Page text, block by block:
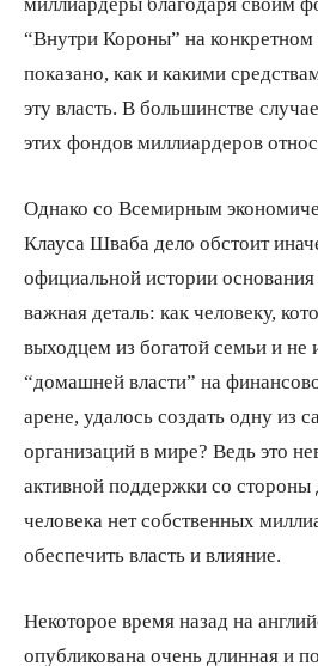
“Внутри Короны” на
показано, как и какими
эту власть. В большинстве
этих фондов миллиардеров
Однако со Всемирным
Клауса Шваба дело обстоит
официальной истории основания
важная деталь: как человеку,
выходцем из богатой семьи и не
“домашней власти” на
арене, удалось создать одну из
организаций в мире? Ведь это
активной поддержки со стороны
человека нет собственных
обеспечить власть и влияние.
Некоторое время назад на
опубликована очень длинная и